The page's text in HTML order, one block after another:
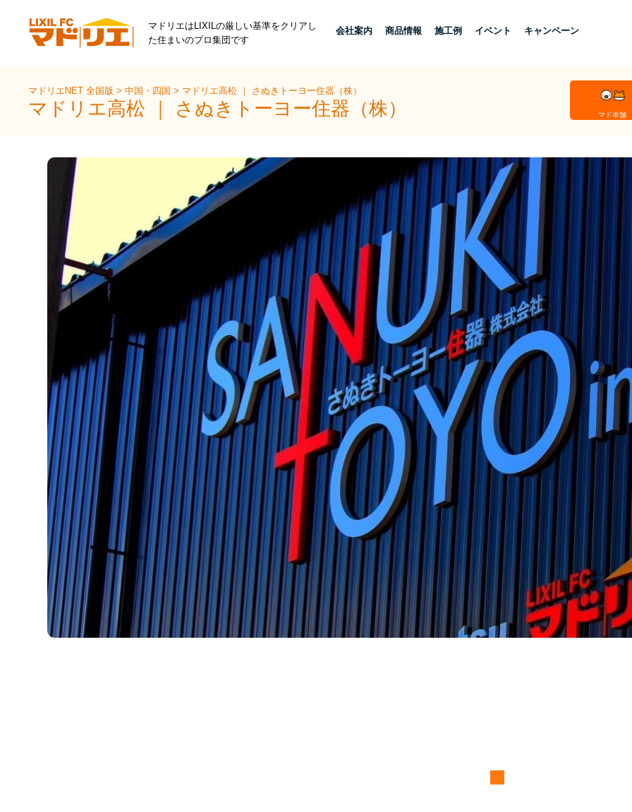
マドリエはLIXILの厳しい基準をクリアし
た住まいのプロ集団です
会社案内 商品情報 施工例 イベント キャンペーン
マドリエNET 全国版>中国・四国> マドリエ高松 ｜ さぬきトーヨー住器（株）
マドリエ高松 ｜ さぬきトーヨー住器（株） マド本舗